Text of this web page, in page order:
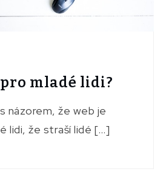
pro mladé lidi?
názorem, že web je
lidi, že straší lidé […]